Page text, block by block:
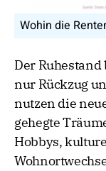
Wohin die
Der
nur Rückzug
nutzen die
gehegte
Hobbys,